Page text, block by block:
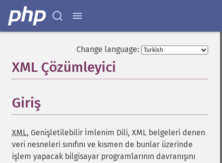
Change language:
XML Çözümleyici
Giriş
XML, Genişletilebilir İmlenim Dili, XML belgeleri denen
veri nesneleri sınıfını ve kısmen de bunlar üzerinde
işlem yapacak bilgisayar programlarının davranışını